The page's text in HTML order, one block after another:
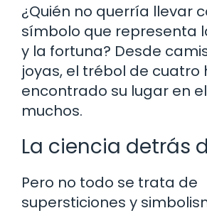
¿Quién no querría llevar
símbolo que representa
y la fortuna? Desde
joyas, el trébol de cuatro
encontrado su lugar en
muchos.
La ciencia detrás
Pero no todo se trata de
supersticiones y